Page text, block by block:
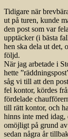
Tidigare när
ut på turen, kunde
den post som var
upptäcker (i bästa
hen ska dela ut det,
följd.
När jag arbetade i
hette
såg vi till att den
fel kontor, kördes
fördelade
till rätt kontor, och
hinns inte med
omöjligt på grund
sedan några år